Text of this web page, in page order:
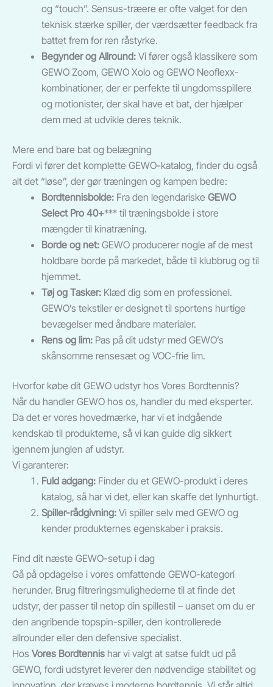
og “touch”. Sensus-træere er ofte valget for den
teknisk stærke spiller, der værdsætter feedback fra
battet frem for ren råstyrke.
Begynder og Allround: Vi fører også klassikere som
GEWO Zoom, GEWO Xolo og GEWO Neoflexx-
kombinationer, der er perfekte til ungdomsspillere
og motionister, der skal have et bat, der hjælper
dem med at udvikle deres teknik.
Mere end bare bat og belægning
Fordi vi fører det komplette GEWO-katalog, finder du også
alt det “løse”, der gør træningen og kampen bedre:
Bordtennisbolde: Fra den legendariske GEWO
Select Pro 40+*** til træningsbolde i store
mængder til kinatræning.
Borde og net: GEWO producerer nogle af de mest
holdbare borde på markedet, både til klubbrug og til
hjemmet.
Tøj og Tasker: Klæd dig som en professionel.
GEWO’s tekstiler er designet til sportens hurtige
bevægelser med åndbare materialer.
Rens og lim: Pas på dit udstyr med GEWO’s
skånsomme rensesæt og VOC-frie lim.
Hvorfor købe dit GEWO udstyr hos Vores Bordtennis?
Når du handler GEWO hos os, handler du med eksperter.
Da det er vores hovedmærke, har vi et indgående
kendskab til produkterne, så vi kan guide dig sikkert
igennem junglen af udstyr.
Vi garanterer:
Fuld adgang: Finder du et GEWO-produkt i deres
katalog, så har vi det, eller kan skaffe det lynhurtigt.
Spiller-rådgivning: Vi spiller selv med GEWO og
kender produkternes egenskaber i praksis.
Find dit næste GEWO-setup i dag
Gå på opdagelse i vores omfattende GEWO-kategori
herunder. Brug filtreringsmulighederne til at finde det
udstyr, der passer til netop din spillestil – uanset om du er
den angribende topspin-spiller, den kontrollerede
allrounder eller den defensive specialist.
Hos Vores Bordtennis har vi valgt at satse fuldt ud på
GEWO, fordi udstyret leverer den nødvendige stabilitet og